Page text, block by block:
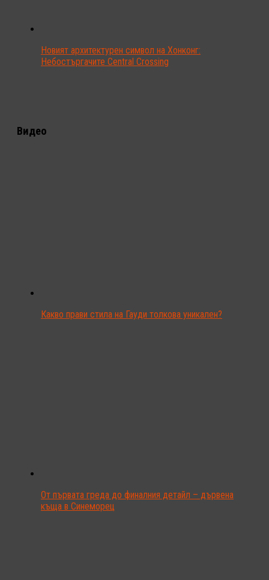
Новият архитектурен символ на Хонконг:
Небостъргачите Central Crossing
Видео
Какво прави стила на Гауди толкова уникален?
От първата греда до финалния детайл – дървена
къща в Синеморец